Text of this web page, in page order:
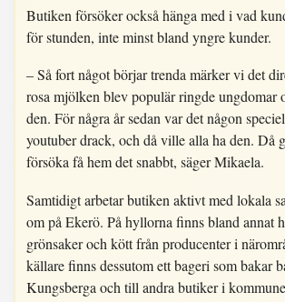
Butiken försöker också hänga med i vad
för stunden, inte minst bland yngre kunder.
– Så fort något börjar trenda märker vi det
rosa mjölken blev populär ringde ungdomar
den. För några år sedan var det någon
youtuber drack, och då ville alla ha den. Då
försöka få hem det snabbt, säger Mikaela.
Samtidigt arbetar butiken aktivt med lokala
om på Ekerö. På hyllorna finns bland annat
grönsaker och kött från producenter i
källare finns dessutom ett bageri som bakar
Kungsberga och till andra butiker i